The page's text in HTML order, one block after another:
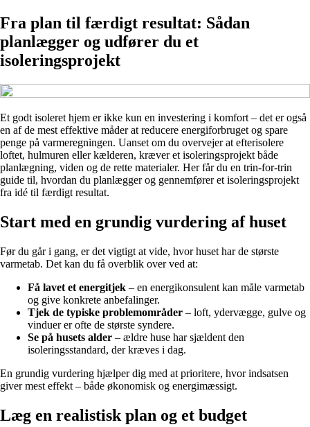
Fra plan til færdigt resultat: Sådan
planlægger og udfører du et
isoleringsprojekt
Et godt isoleret hjem er ikke kun en investering i komfort – det er også
en af de mest effektive måder at reducere energiforbruget og spare
penge på varmeregningen. Uanset om du overvejer at efterisolere
loftet, hulmuren eller kælderen, kræver et isoleringsprojekt både
planlægning, viden og de rette materialer. Her får du en trin-for-trin
guide til, hvordan du planlægger og gennemfører et isoleringsprojekt
fra idé til færdigt resultat.
Start med en grundig vurdering af huset
Før du går i gang, er det vigtigt at vide, hvor huset har de største
varmetab. Det kan du få overblik over ved at:
Få lavet et energitjek – en energikonsulent kan måle varmetab
og give konkrete anbefalinger.
Tjek de typiske problemområder – loft, ydervægge, gulve og
vinduer er ofte de største syndere.
Se på husets alder – ældre huse har sjældent den
isoleringsstandard, der kræves i dag.
En grundig vurdering hjælper dig med at prioritere, hvor indsatsen
giver mest effekt – både økonomisk og energimæssigt.
Læg en realistisk plan og et budget